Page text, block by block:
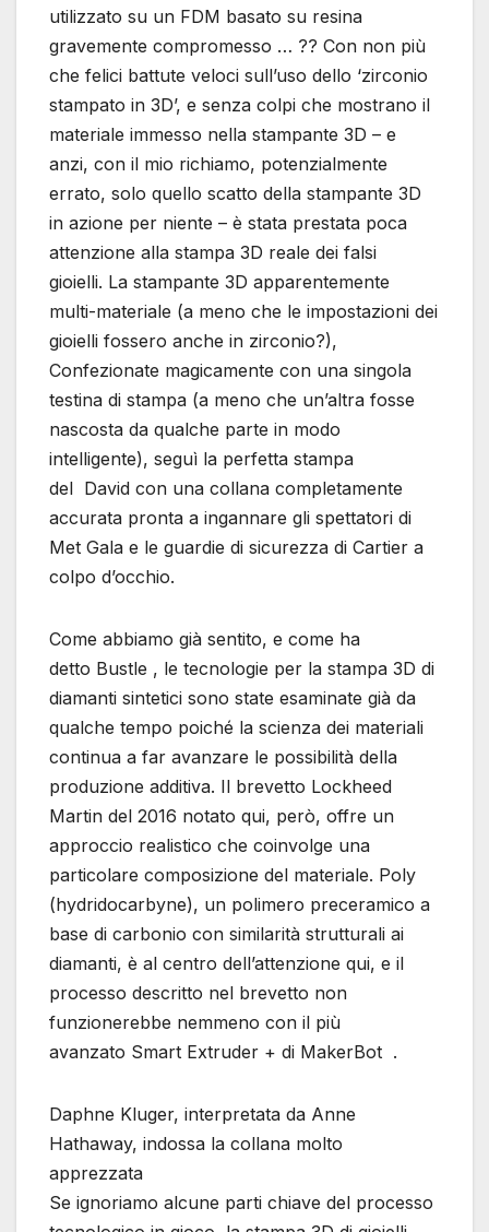
utilizzato su un FDM basato su resina
gravemente compromesso … ?? Con non più
che felici battute veloci sull’uso dello ‘zirconio
stampato in 3D’, e senza colpi che mostrano il
materiale immesso nella stampante 3D – e
anzi, con il mio richiamo, potenzialmente
errato, solo quello scatto della stampante 3D
in azione per niente – è stata prestata poca
attenzione alla stampa 3D reale dei falsi
gioielli. La stampante 3D apparentemente
multi-materiale (a meno che le impostazioni dei
gioielli fossero anche in zirconio?),
Confezionate magicamente con una singola
testina di stampa (a meno che un’altra fosse
nascosta da qualche parte in modo
intelligente), seguì la perfetta stampa
del David con una collana completamente
accurata pronta a ingannare gli spettatori di
Met Gala e le guardie di sicurezza di Cartier a
colpo d’occhio.
Come abbiamo già sentito, e come ha
detto Bustle , le tecnologie per la stampa 3D di
diamanti sintetici sono state esaminate già da
qualche tempo poiché la scienza dei materiali
continua a far avanzare le possibilità della
produzione additiva. Il brevetto Lockheed
Martin del 2016 notato qui, però, offre un
approccio realistico che coinvolge una
particolare composizione del materiale. Poly
(hydridocarbyne), un polimero preceramico a
base di carbonio con similarità strutturali ai
diamanti, è al centro dell’attenzione qui, e il
processo descritto nel brevetto non
funzionerebbe nemmeno con il più
avanzato Smart Extruder + di MakerBot .
Daphne Kluger, interpretata da Anne
Hathaway, indossa la collana molto
apprezzata
Se ignoriamo alcune parti chiave del processo